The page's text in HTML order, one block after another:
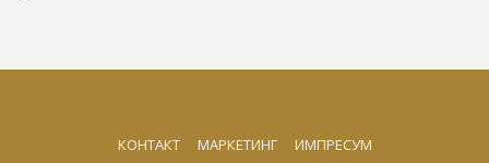
КОНТАКТ МАРКЕТИНГ ИМПРЕСУМ